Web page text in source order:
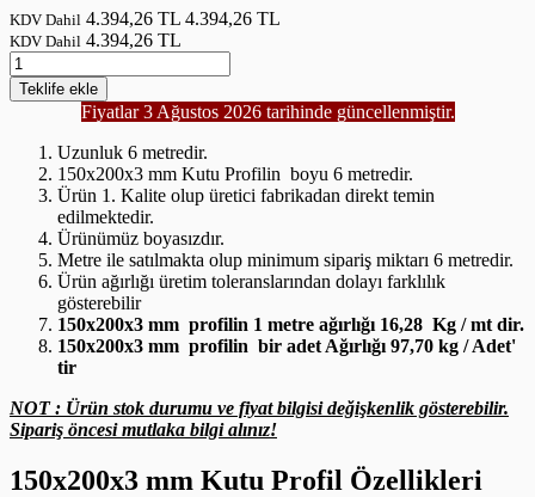
KDV Dahil 4.394,26 TL 4.394,26 TL
KDV Dahil 4.394,26 TL
Teklife ekle
Fiyatlar 3 Ağustos 2026 tarihinde güncellenmiştir.
Uzunluk 6 metredir.
150x200x3 mm Kutu Profilin boyu 6 metredir.
Ürün 1. Kalite olup üretici fabrikadan direkt temin
edilmektedir.
Ürünümüz boyasızdır.
Metre ile satılmakta olup minimum sipariş miktarı 6 metredir.
Ürün ağırlığı üretim toleranslarından dolayı farklılık
gösterebilir
150x200x3 mm profilin 1 metre ağırlığı 16,28 Kg / mt dir.
150x200x3 mm profilin bir adet Ağırlığı 97,70 kg / Adet'
tir
NOT : Ürün stok durumu ve fiyat bilgisi değişkenlik gösterebilir.
Sipariş öncesi mutlaka bilgi alınız!
150x200x3 mm Kutu Profil Özellikleri